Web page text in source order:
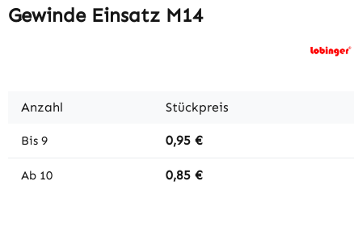
Gewinde Einsatz M14
Anzahl Stückpreis
Bis 9 0,95 €
Ab 10 0,85 €